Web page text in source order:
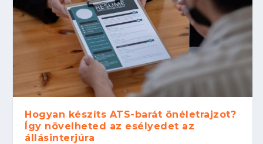
Hogyan készíts ATS-barát önéletrajzot?
Így növelheted az esélyedet az
állásinterjúra